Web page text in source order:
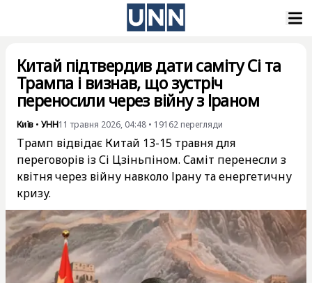
Китай підтвердив дати саміту Сі та
Трампа і визнав, що зустріч
переносили через війну з Іраном
Київ • УНН11 травня 2026, 04:48 • 19162 перегляди
Трамп відвідає Китай 13-15 травня для
переговорів із Сі Цзіньпіном. Саміт перенесли з
квітня через війну навколо Ірану та енергетичну
кризу.